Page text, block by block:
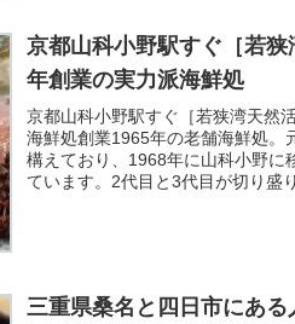
京都山科小野駅すぐ［若
年創業の実力派海鮮処
京都山科小野駅すぐ［若狭湾天然
海鮮処創業1965年の老舗海鮮処。
構えており、1968年に山科小野に
ています。2代目と3代目が切り盛
三重県桑名と四日市にあ